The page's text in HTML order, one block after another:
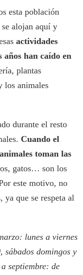
esta población
alojan aquí y
actividades
años han caído en
plantas
los animales
durante el resto
Cuando el
toman las
gatos… son los
este motivo, no
ya que se respeta al
lunes a viernes
sábados domingos y
septiembre: de